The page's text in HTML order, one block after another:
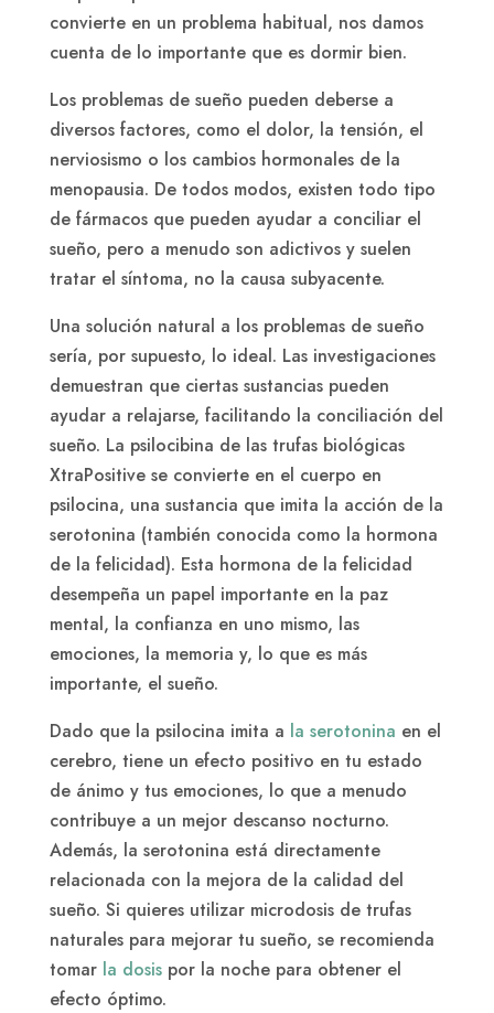
convierte en un problema habitual, nos damos
cuenta de lo importante que es dormir bien.
Los problemas de sueño pueden deberse a
diversos factores, como el dolor, la tensión, el
nerviosismo o los cambios hormonales de la
menopausia. De todos modos, existen todo tipo
de fármacos que pueden ayudar a conciliar el
sueño, pero a menudo son adictivos y suelen
tratar el síntoma, no la causa subyacente.
Una solución natural a los problemas de sueño
sería, por supuesto, lo ideal. Las investigaciones
demuestran que ciertas sustancias pueden
ayudar a relajarse, facilitando la conciliación del
sueño. La psilocibina de las trufas biológicas
XtraPositive se convierte en el cuerpo en
psilocina, una sustancia que imita la acción de la
serotonina (también conocida como la hormona
de la felicidad). Esta hormona de la felicidad
desempeña un papel importante en la paz
mental, la confianza en uno mismo, las
emociones, la memoria y, lo que es más
importante, el sueño.
Dado que la psilocina imita a la serotonina en el
cerebro, tiene un efecto positivo en tu estado
de ánimo y tus emociones, lo que a menudo
contribuye a un mejor descanso nocturno.
Además, la serotonina está directamente
relacionada con la mejora de la calidad del
sueño. Si quieres utilizar microdosis de trufas
naturales para mejorar tu sueño, se recomienda
tomar la dosispor la noche para obtener el
efecto óptimo.